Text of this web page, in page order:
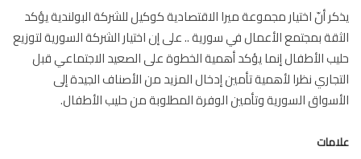
أنّ اختيار مجموعة ميرا الاقتصادية كوكيل للشركة البولندية يؤكد
بمجتمع الأعمال في سورية .. على إن اختيار الشركة السورية لتوزيع
الأطفال إنما يؤكد أهمية الخطوة على الصعيد الاجتماعي قبل
نظرا لأهمية تأمين إدخال المزيد من الأصناف الجيدة إلى
السورية وتأمين الوفرة المطلوبة من حليب الأطفال.